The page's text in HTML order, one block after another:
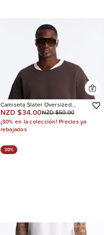
Camiseta Slater Oversized
Fleece Ringer
NZD $34.00NZD $50.00
¡30% en la colección! Precios ya
rebajados
30%